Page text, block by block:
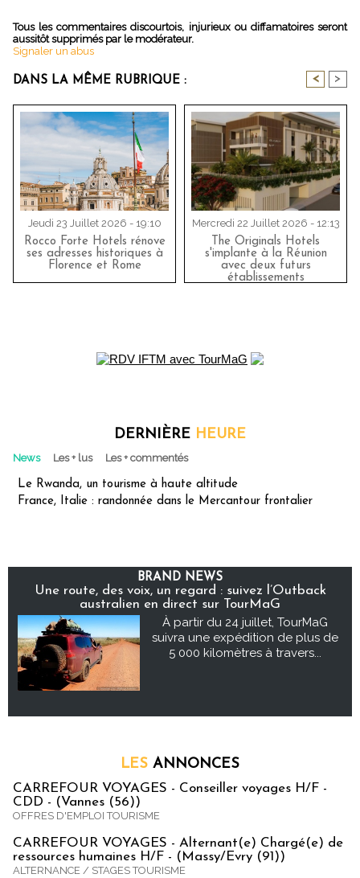
Tous les commentaires discourtois, injurieux ou diffamatoires seront
aussitôt supprimés par le modérateur.
Signaler un abus
DANS LA MÊME RUBRIQUE : < >
Jeudi 23 Juillet 2026 - 19:10
Rocco Forte Hotels rénove
ses adresses historiques à
Florence et Rome
Mercredi 22 Juillet 2026 - 12:13
The Originals Hotels
s'implante à la Réunion
avec deux futurs
établissements
DERNIÈRE HEURE
News Les + lus Les + commentés
Le Rwanda, un tourisme à haute altitude
France, Italie : randonnée dans le Mercantour frontalier
BRAND NEWS
Une route, des voix, un regard : suivez l’Outback
australien en direct sur TourMaG
À partir du 24 juillet, TourMaG
suivra une expédition de plus de
5 000 kilomètres à travers...
LES ANNONCES
CARREFOUR VOYAGES - Conseiller voyages H/F -
CDD - (Vannes (56))
OFFRES D'EMPLOI TOURISME
CARREFOUR VOYAGES - Alternant(e) Chargé(e) de
ressources humaines H/F - (Massy/Evry (91))
ALTERNANCE / STAGES TOURISME